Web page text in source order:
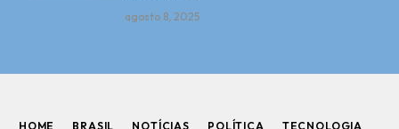
agosto 8, 2025
HOME BRASIL NOTÍCIAS POLÍTICA TECNOLOGIA